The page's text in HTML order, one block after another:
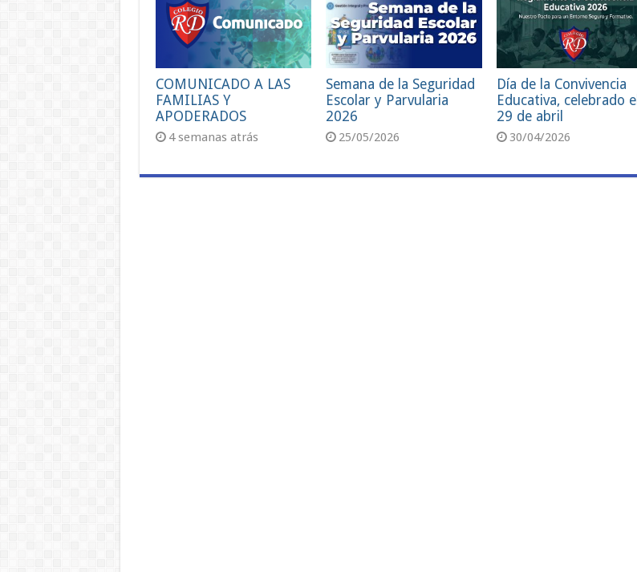
COMUNICADO A LAS
FAMILIAS Y
APODERADOS
4 semanas atrás
Semana de la Seguridad
Escolar y Parvularia
2026
25/05/2026
Día de la Convivencia
Educativa, celebrado el
29 de abril
30/04/2026